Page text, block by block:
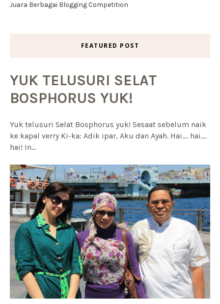
Juara Berbagai Blogging Competition
FEATURED POST
YUK TELUSURI SELAT
BOSPHORUS YUK!
Yuk telusuri Selat Bosphorus yuk! Sesaat sebelum naik
ke kapal verry Ki-ka: Adik ipar, Aku dan Ayah. Hai.... hai....
hai! In...